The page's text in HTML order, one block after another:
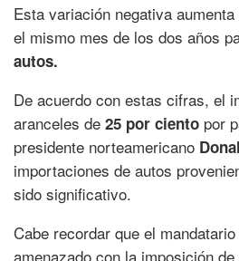
Esta variación negativa aumenta
el mismo mes de los dos años
autos.
De acuerdo con estas cifras, el
aranceles de 25 por ciento por
presidente norteamericano
importaciones de autos
sido significativo.
Cabe recordar que el
amenazado con la imposición